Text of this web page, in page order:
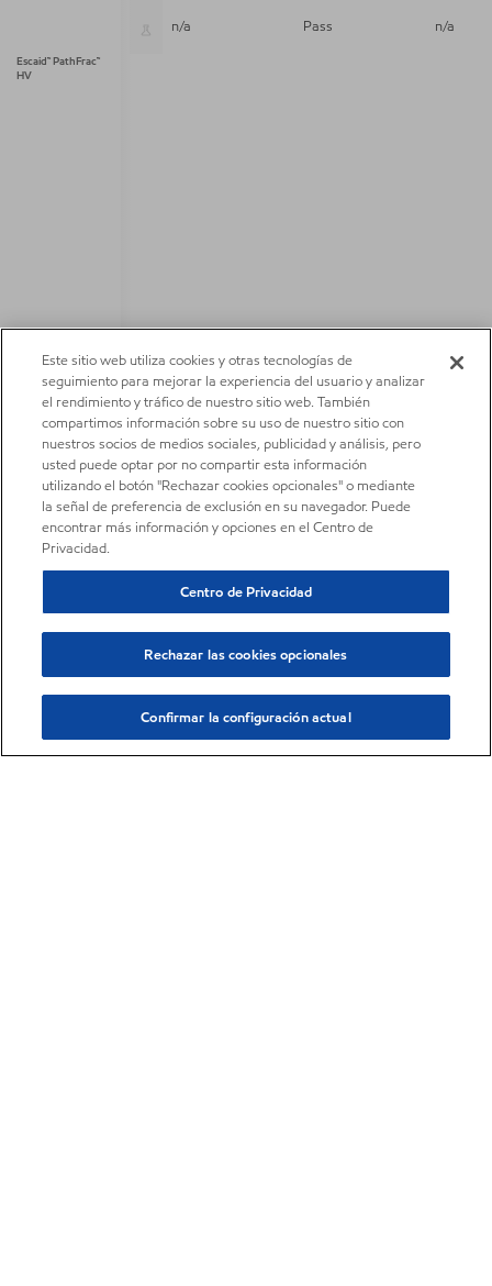
n/a Pass n/a
Escaid™ PathFrac™
HV
Este sitio web utiliza cookies y otras tecnologías de
seguimiento para mejorar la experiencia del usuario y analizar
el rendimiento y tráfico de nuestro sitio web. También
compartimos información sobre su uso de nuestro sitio con
nuestros socios de medios sociales, publicidad y análisis, pero
usted puede optar por no compartir esta información
utilizando el botón "Rechazar cookies opcionales" o mediante
la señal de preferencia de exclusión en su navegador. Puede
encontrar más información y opciones en el Centro de
Privacidad.
Centro de Privacidad
Rechazar las cookies opcionales
Confirmar la configuración actual